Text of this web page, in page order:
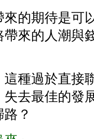
期待是可以
帶來的人潮與
過於直接聯
失去最佳的發
？